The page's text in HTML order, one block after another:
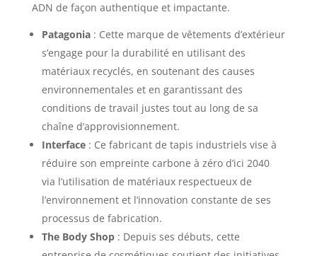
ADN de façon authentique et impactante.
Patagonia: Cette marque de vêtements d’extérieur
s’engage pour la durabilité en utilisant des
matériaux recyclés, en soutenant des causes
environnementales et en garantissant des
conditions de travail justes tout au long de sa
chaîne d’approvisionnement.
Interface: Ce fabricant de tapis industriels vise à
réduire son empreinte carbone à zéro d’ici 2040
via l’utilisation de matériaux respectueux de
l’environnement et l’innovation constante de ses
processus de fabrication.
The Body Shop: Depuis ses débuts, cette